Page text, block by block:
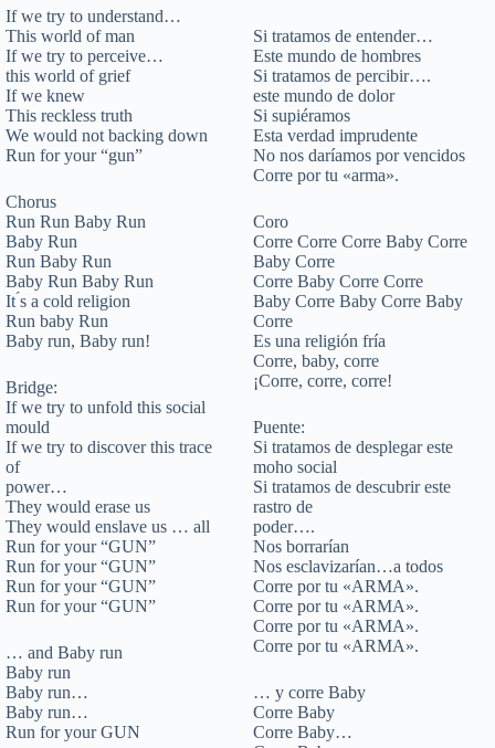
If we try to understand…
This world of man
If we try to perceive…
this world of grief
If we knew
This reckless truth
We would not backing down
Run for your “gun”
Chorus
Run Run Baby Run
Baby Run
Run Baby Run
Baby Run Baby Run
It ́s a cold religion
Run baby Run
Baby run, Baby run!
Bridge:
If we try to unfold this social
mould
If we try to discover this trace
of
power…
They would erase us
They would enslave us … all
Run for your “GUN”
Run for your “GUN”
Run for your “GUN”
Run for your “GUN”
… and Baby run
Baby run
Baby run…
Baby run…
Run for your GUN
Si tratamos de entender…
Este mundo de hombres
Si tratamos de percibir….
este mundo de dolor
Si supiéramos
Esta verdad imprudente
No nos daríamos por vencidos
Corre por tu «arma».
Coro
Corre Corre Corre Baby Corre
Baby Corre
Corre Baby Corre Corre
Baby Corre Baby Corre Baby
Corre
Es una religión fría
Corre, baby, corre
¡Corre, corre, corre!
Puente:
Si tratamos de desplegar este
moho social
Si tratamos de descubrir este
rastro de
poder….
Nos borrarían
Nos esclavizarían…a todos
Corre por tu «ARMA».
Corre por tu «ARMA».
Corre por tu «ARMA».
Corre por tu «ARMA».
… y corre Baby
Corre Baby
Corre Baby…